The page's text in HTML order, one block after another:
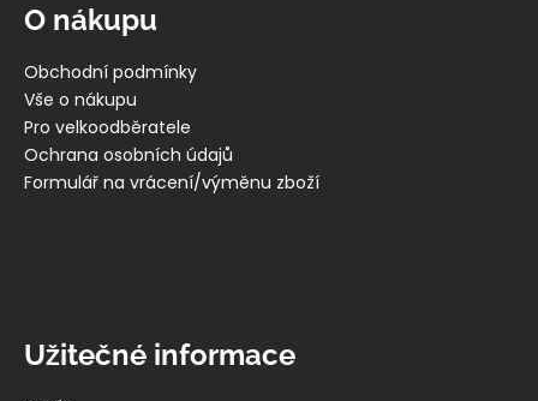
O nákupu
Obchodní podmínky
Vše o nákupu
Pro velkoodběratele
Ochrana osobních údajů
Formulář na vrácení/výměnu zboží
Užitečné informace